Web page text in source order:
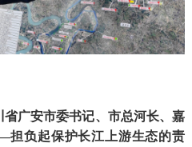
广安市委书记、市总河长、嘉
负起保护长江上游生态的责